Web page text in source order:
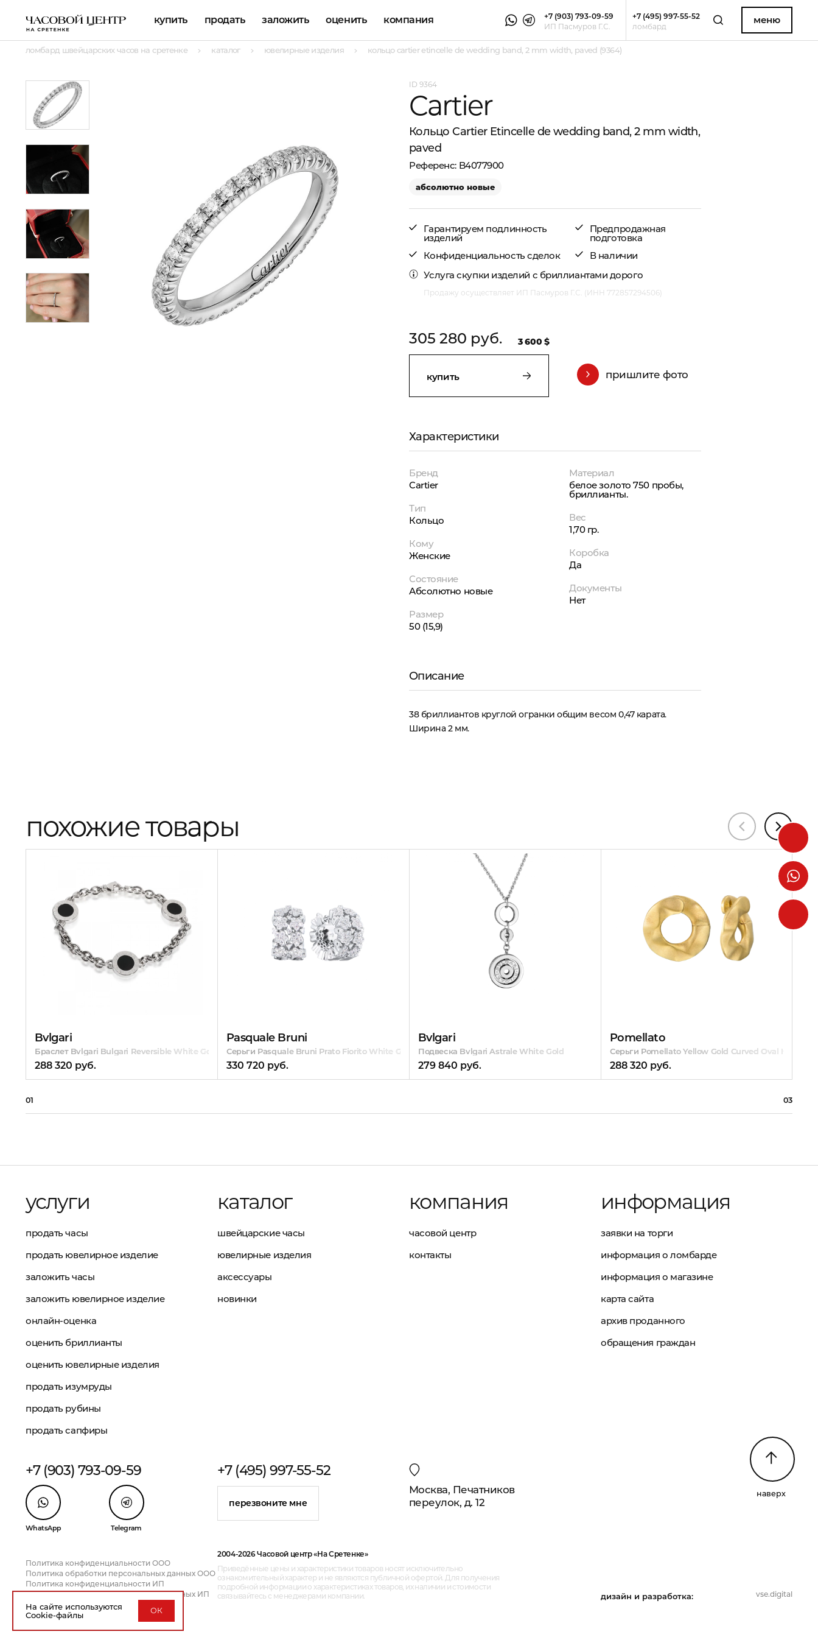
купить продать заложить оценить компания
+7 (903) 793-09-59
ИП Пасмуров Г.С.
+7 (495) 997-55-52
ломбард
меню
ломбард швейцарских часов на сретенке каталог ювелирные изделия кольцо cartier etincelle de wedding band, 2 mm width, paved (9364)
9364
Cartier
Кольцо Cartier Etincelle de wedding band, 2 mm width,
paved
B4077900
абсолютно новые
Гарантируем подлинность
изделий
Конфиденциальность сделок
Предпродажная
подготовка
В наличии
Услугаскупки изделий с бриллиантами дорого
Продажу осуществляет ИП Пасмуров Г.С. (ИНН 772857294506)
305 280 руб. 3 600 $
купить пришлите фото
Характеристики
Бренд
Cartier
Тип
Кольцо
Кому
Женские
Состояние
Абсолютно новые
Размер
50 (15,9)
Материал
белое золото 750 пробы,
бриллианты.
Вес
1,70 гр.
Коробка
Да
Документы
Нет
Описание
38 бриллиантов круглой огранки общим весом 0,47 карата.
Ширина 2 мм.
похожие товары
Bvlgari
Браслет Bvlgari Bulgari Reversible White Gold & Onyx 3 Circle
288 320 руб.
Pasquale Bruni
Серьги Pasquale Bruni Рrаtо Fiorito White Gold & Diamond
330 720 руб.
Bvlgari
Подвеска Bvlgari Astrale White Gold
279 840 руб.
Pomellato
Серьги Pomellato Yellow Gold Curved Oval Hoop
288 320 руб.
01 03
услуги
продать часы
продать ювелирное изделие
заложить часы
заложить ювелирное изделие
онлайн-оценка
оценить бриллианты
оценить ювелирные изделия
продать изумруды
продать рубины
продать сапфиры
каталог
швейцарские часы
ювелирные изделия
аксессуары
новинки
компания
часовой центр
контакты
информация
заявки на торги
информация о ломбарде
информация о магазине
карта сайта
архив проданного
обращения граждан
+7 (903) 793-09-59
WhatsApp Telegram
+7 (495) 997-55-52
перезвоните мне
Москва, Печатников
переулок, д. 12
наверх
Политика конфиденциальности ООО
Политика обработки персональных данных ООО
Политика конфиденциальности ИП
Политика обработки персональных данных ИП
2004-2026 Часовой центр «На Сретенке»
Приведённые цены и характеристики товаров носят исключительно
ознакомительный характер и не являются публичной офертой. Для получения
подробной информации о характеристиках товаров, их наличии и стоимости
связывайтесь с менеджерами компании.
дизайн и разработка: vse.digital
На сайте используются
Cookie-файлы
ОК